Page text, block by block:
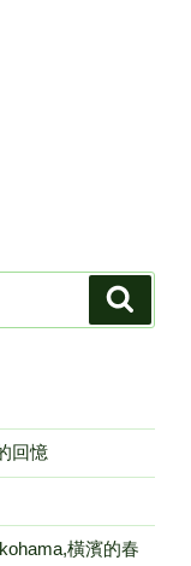
回憶
橫濱的春